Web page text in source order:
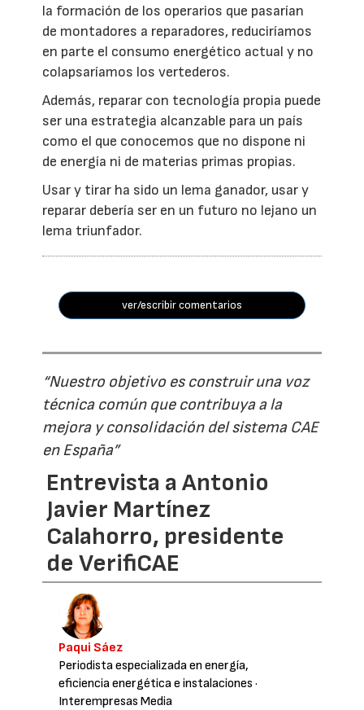
la formación de los operarios que pasarían
de montadores a reparadores, reduciríamos
en parte el consumo energético actual y no
colapsaríamos los vertederos.
Además, reparar con tecnología propia puede
ser una estrategia alcanzable para un país
como el que conocemos que no dispone ni
de energía ni de materias primas propias.
Usar y tirar ha sido un lema ganador, usar y
reparar debería ser en un futuro no lejano un
lema triunfador.
ver/escribir comentarios
“Nuestro objetivo es construir una voz
técnica común que contribuya a la
mejora y consolidación del sistema CAE
en España”
Entrevista a Antonio
Javier Martínez
Calahorro, presidente
de VerifiCAE
Paqui Sáez
Periodista especializada en energía,
eficiencia energética e instalaciones ·
Interempresas Media